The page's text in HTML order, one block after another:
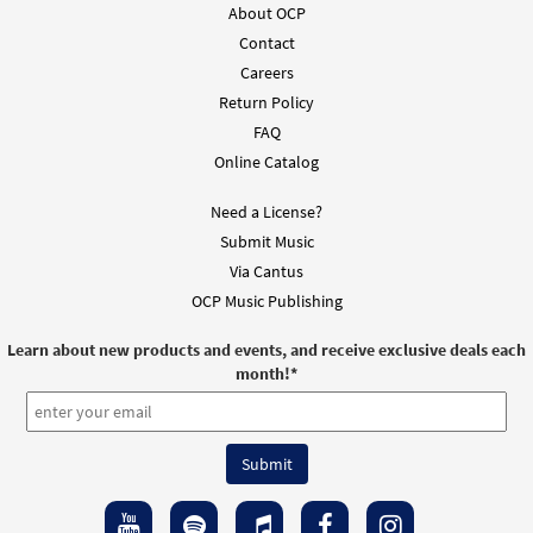
Ven, Llena Mi Vida [PDF Chords Over Text -
from Flor y Canto tercera edición
About OCP
Contact
Careers
Return Policy
FAQ
Online Catalog
Need a License?
Submit Music
Via Cantus
OCP Music Publishing
Learn about new products and events, and receive exclusive deals each
month!*